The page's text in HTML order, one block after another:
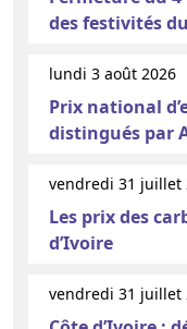
des festivités
lundi 3 août 2026
Prix national
distingués par
vendredi 31 juillet
Les prix des
d’Ivoire
vendredi 31 juillet